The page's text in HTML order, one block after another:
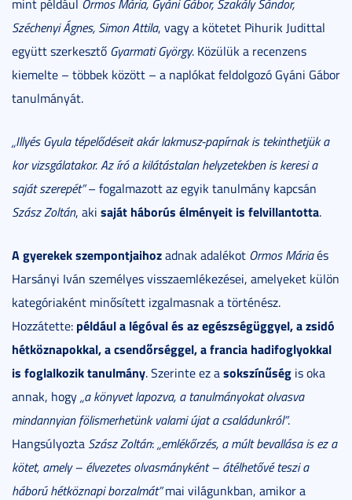
mint például Ormos Mária, Gyáni Gábor, Szakály Sándor,
Széchenyi Ágnes, Simon Attila, vagy a kötetet Pihurik Judittal
együtt szerkesztő Gyarmati György. Közülük a recenzens
kiemelte – többek között – a naplókat feldolgozó Gyáni Gábor
tanulmányát.
„Illyés Gyula tépelődéseit akár lakmusz-papírnak is tekinthetjük a
kor vizsgálatakor. Az író a kilátástalan helyzetekben is keresi a
saját szerepét”– fogalmazott az egyik tanulmány kapcsán
Szász Zoltán, aki saját háborús élményeit is felvillantotta.
A gyerekek szempontjaihozadnak adalékot Ormos Máriaés
Harsányi Iván személyes visszaemlékezései, amelyeket külön
kategóriaként minősített izgalmasnak a történész.
Hozzátette: például a légóval és az egészségüggyel, a zsidó
hétköznapokkal, a csendőrséggel, a francia hadifoglyokkal
is foglalkozik tanulmány. Szerinte ez asokszínűség is oka
annak, hogy„a könyvet lapozva, a tanulmányokat olvasva
mindannyian fölismerhetünk valami újat a családunkról”.
Hangsúlyozta Szász Zoltán:„emlékőrzés, a múlt bevallása is ez a
kötet, amely – élvezetes olvasmányként – átélhetővé teszi a
háború hétköznapi borzalmát”mai világunkban, amikor a